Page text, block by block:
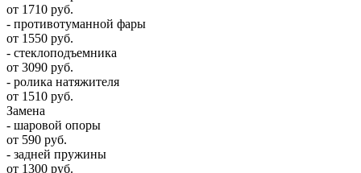
от 1710 руб.
- противотуманной фары
от 1550 руб.
- стеклоподъемника
от 3090 руб.
- ролика натяжителя
от 1510 руб.
Замена
- шаровой опоры
от 590 руб.
- задней пружины
от 1300 руб.